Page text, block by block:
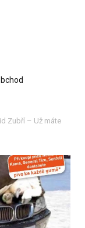
Zubří – Už máte